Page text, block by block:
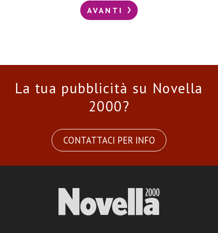
AVANTI
La tua pubblicità su Novella
2000?
CONTATTACI PER INFO